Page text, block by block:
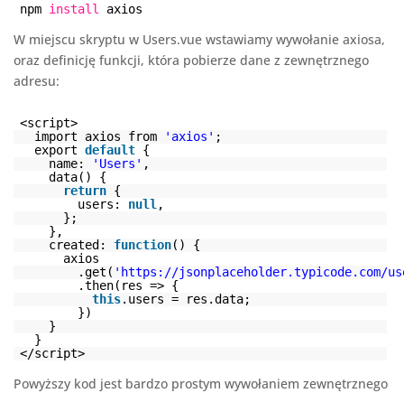
npm install axios
W miejscu skryptu w Users.vue wstawiamy wywołanie axiosa,
oraz definicję funkcji, która pobierze dane z zewnętrznego
adresu:
<script>
import axios from
'axios' ;
export default {
name:
'Users' ,
data() {
return {
users: null ,
};
},
created: function() {
axios
.get( ' https://jsonplaceholder.typicode.com/
.then(res => {
this.users = res.data;
})
}
}
</script>
Powyższy kod jest bardzo prostym wywołaniem zewnętrznego